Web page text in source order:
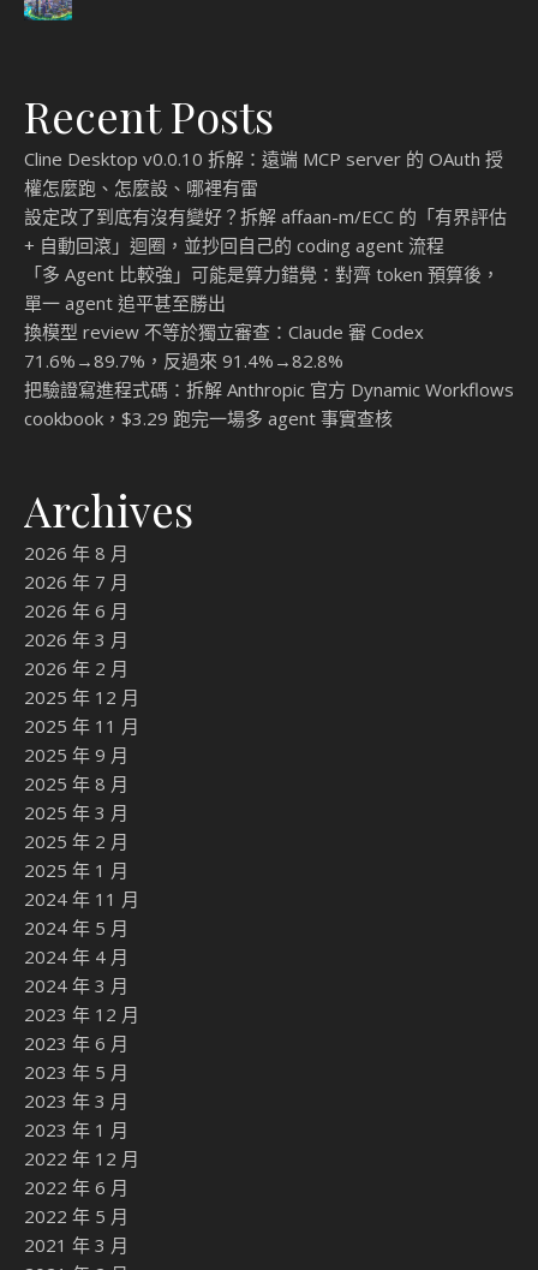
Recent Posts
Cline Desktop v0.0.10 拆解：遠端 MCP server 的 OAuth 授
權怎麼跑、怎麼設、哪裡有雷
設定改了到底有沒有變好？拆解 affaan-m/ECC 的「有界評估
+ 自動回滾」迴圈，並抄回自己的 coding agent 流程
「多 Agent 比較強」可能是算力錯覺：對齊 token 預算後，
單一 agent 追平甚至勝出
換模型 review 不等於獨立審查：Claude 審 Codex
71.6%→89.7%，反過來 91.4%→82.8%
把驗證寫進程式碼：拆解 Anthropic 官方 Dynamic Workflows
cookbook，$3.29 跑完一場多 agent 事實查核
Archives
2026 年 8 月
2026 年 7 月
2026 年 6 月
2026 年 3 月
2026 年 2 月
2025 年 12 月
2025 年 11 月
2025 年 9 月
2025 年 8 月
2025 年 3 月
2025 年 2 月
2025 年 1 月
2024 年 11 月
2024 年 5 月
2024 年 4 月
2024 年 3 月
2023 年 12 月
2023 年 6 月
2023 年 5 月
2023 年 3 月
2023 年 1 月
2022 年 12 月
2022 年 6 月
2022 年 5 月
2021 年 3 月